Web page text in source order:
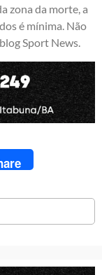
zona da morte, a
é mínima. Não
Sport News.